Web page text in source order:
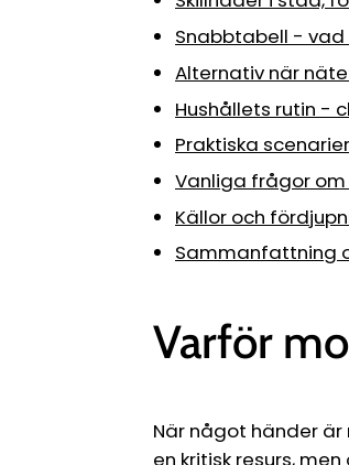
Snabbtabell -
Alternativ när
Hushållets rutin -
Praktiska scenarier
Vanliga frågor
Källor och
Sammanfattning
Varför
När något händer